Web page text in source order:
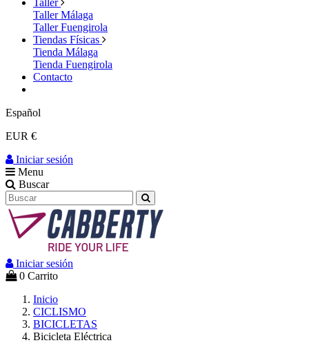
Taller
Taller Málaga
Taller Fuengirola
Tiendas Físicas
Tienda Málaga
Tienda Fuengirola
Contacto
Español
EUR €
Iniciar sesión
Menu
Buscar
Iniciar sesión
0 Carrito
Inicio
CICLISMO
BICICLETAS
Bicicleta Eléctrica